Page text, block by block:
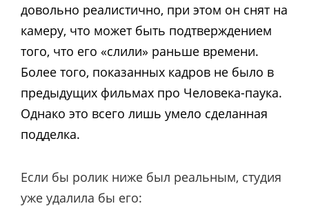
довольно реалистично, при этом он снят на
камеру, что может быть подтверждением
того, что его «слили» раньше времени.
Более того, показанных кадров не было в
предыдущих фильмах про Человека-паука.
Однако это всего лишь умело сделанная
подделка.
Если бы ролик ниже был реальным, студия
уже удалила бы его: